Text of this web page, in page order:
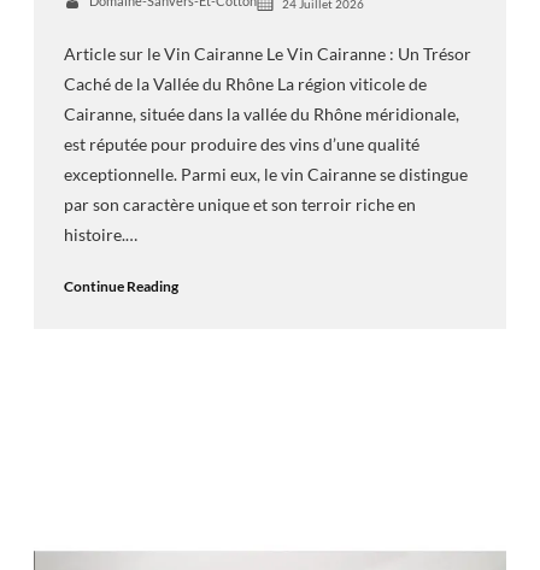
24 Juillet 2026
Article sur le Vin Cairanne Le Vin Cairanne : Un Trésor
Caché de la Vallée du Rhône La région viticole de
Cairanne, située dans la vallée du Rhône méridionale,
est réputée pour produire des vins d’une qualité
exceptionnelle. Parmi eux, le vin Cairanne se distingue
par son caractère unique et son terroir riche en
histoire.…
Continue Reading